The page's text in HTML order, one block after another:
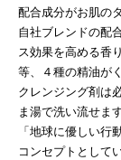
配合成分がお肌の
自社ブレンドの配
ス効果を高める香
等、４種の精油が
クレンジング剤は
ま湯で洗い流せます
「地球に優しい行
コンセプトとして